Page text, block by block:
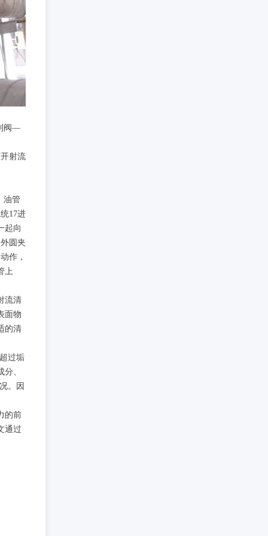
阀—
射流
油管
17进
起向
圆夹
作，
上
流清
面物
的清
过垢
、
。因
的前
通过